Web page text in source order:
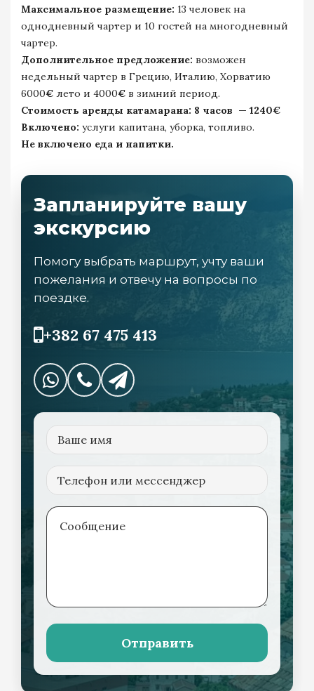
Максимальное размещение: 13 человек на
однодневный чартер и 10 гостей на многодневный
чартер.
Дополнительное предложение: возможен
недельный чартер в Грецию, Италию, Хорватию
6000€ лето и 4000€ в зимний период.
Стоимость аренды катамарана: 8 часов — 1240€
Включено: услуги капитана, уборка, топливо.
Не включено еда и напитки.
Запланируйте вашу
экскурсию
Помогу выбрать маршрут, учту ваши
пожелания и отвечу на вопросы по
поездке.
+382 67 475 413
Отправить